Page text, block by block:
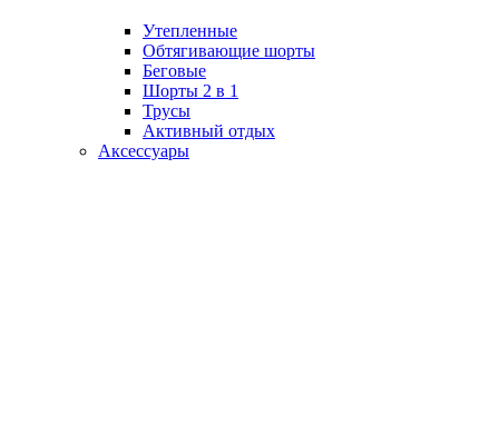
Утепленные
Обтягивающие шорты
Беговые
Шорты 2 в 1
Трусы
Активный отдых
Аксессуары